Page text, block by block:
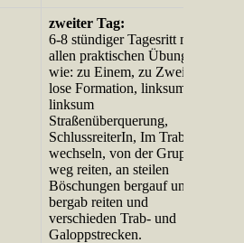
zweiter Tag:
6-8 stündiger Tagesritt mit
allen praktischen Übungen,
wie: zu Einem, zu Zweien,
lose Formation, linksum-
linksum
Straßenüberquerung,
SchlussreiterIn, Im Trab
wechseln, von der Gruppe
weg reiten, an steilen
Böschungen bergauf und
bergab reiten und
verschieden Trab- und
Galoppstrecken.